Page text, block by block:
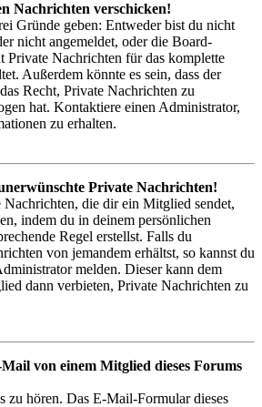
Nachrichten verschicken!
Gründe geben: Entweder bist du nicht
nicht angemeldet, oder die Board-
Private Nachrichten für das komplette
Außerdem könnte es sein, dass der
Recht, Private Nachrichten zu
hat. Kontaktiere einen Administrator,
zu erhalten.
Private Nachrichten!
Nachrichten, die dir ein Mitglied sendet,
indem du in deinem persönlichen
Regel erstellst. Falls du
von jemandem erhältst, so kannst du
melden. Dieser kann dem
dann verbieten, Private Nachrichten zu
von einem Mitglied dieses Forums
zu hören. Das E-Mail-Formular dieses